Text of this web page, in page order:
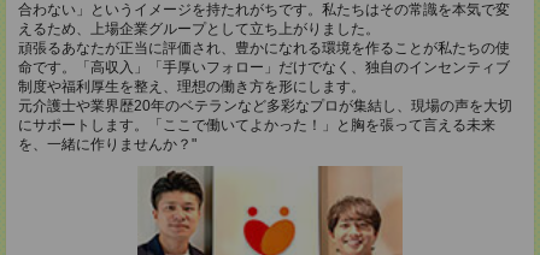
合わない」というイメージを持たれがちです。私たちはその常識を本気で変
えるため、上場企業グループとして立ち上がりました。
頑張るあなたが正当に評価され、豊かになれる環境を作ることが私たちの使
命です。「高収入」「手厚いフォロー」だけでなく、独自のインセンティブ
制度や福利厚生を整え、理想の働き方を形にします。
元介護士や業界歴20年のベテランなど多彩なプロが集結し、現場の声を大切
にサポートします。「ここで働いてよかった！」と胸を張って言える未来
を、一緒に作りませんか？"